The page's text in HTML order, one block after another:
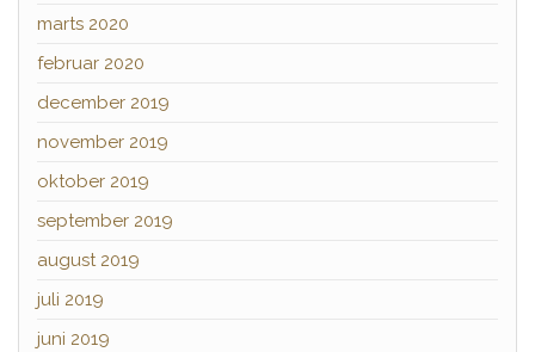
marts 2020
februar 2020
december 2019
november 2019
oktober 2019
september 2019
august 2019
juli 2019
juni 2019